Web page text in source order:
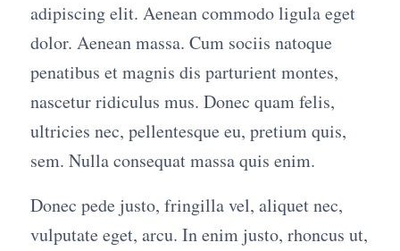
adipiscing elit. Aenean commodo ligula eget
dolor. Aenean massa. Cum sociis natoque
penatibus et magnis dis parturient montes,
nascetur ridiculus mus. Donec quam felis,
ultricies nec, pellentesque eu, pretium quis,
sem. Nulla consequat massa quis enim.
Donec pede justo, fringilla vel, aliquet nec,
vulputate eget, arcu. In enim justo, rhoncus ut,